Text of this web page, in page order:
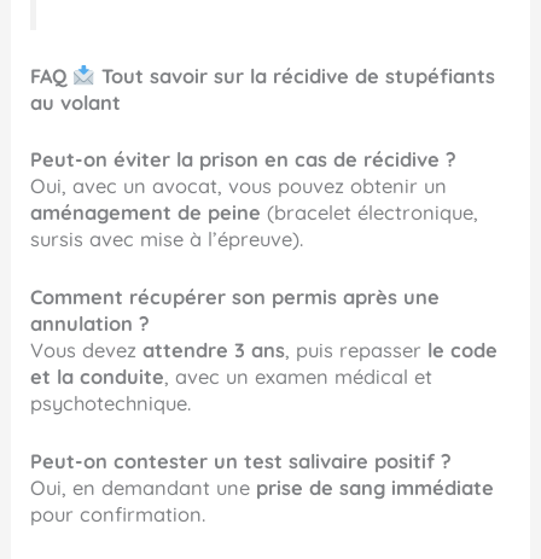
FAQ
Tout savoir sur la récidive de stupéfiants
au volant
Peut-on éviter la prison en cas de récidive ?
Oui, avec un avocat, vous pouvez obtenir un
aménagement de peine (bracelet électronique,
sursis avec mise à l’épreuve).
Comment récupérer son permis après une
annulation ?
Vous devezattendre 3 ans, puis repasser le code
et la conduite, avec un examen médical et
psychotechnique.
Peut-on contester un test salivaire positif ?
Oui, en demandant une prise de sang immédiate
pour confirmation.